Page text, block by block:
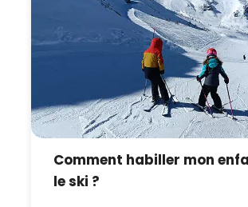
Comment habiller mon
le ski ?